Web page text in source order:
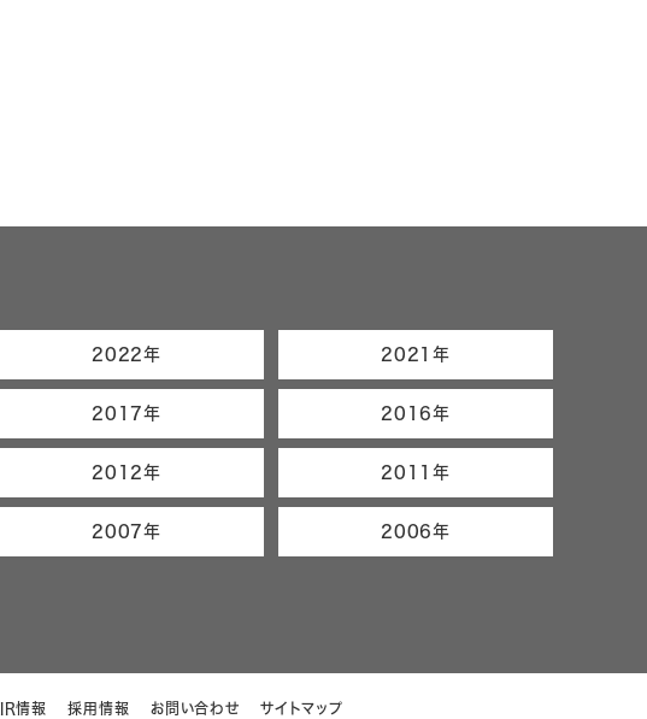
2022年 2021年
2017年 2016年
2012年 2011年
2007年 2006年
IR情報 採用情報 お問い合わせ サイトマップ